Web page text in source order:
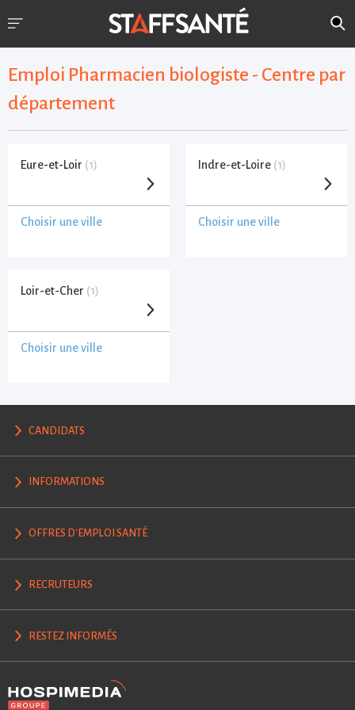
Emploi Pharmacien biologiste - Centre par
département
Eure-et-Loir (1)
Choisir une ville
Indre-et-Loire (1)
Choisir une ville
Loir-et-Cher (1)
Choisir une ville
CANDIDATS
INFORMATIONS
OFFRES D'EMPLOI SANTÉ
RECRUTEURS
RESTEZ INFORMÉS